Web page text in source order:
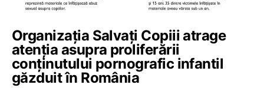
Organizația Salvați Copiii atrage
atenția asupra proliferării
conținutului pornografic infantil
găzduit în România